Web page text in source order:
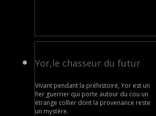
Yor,le chasseur du futur
Vivant pendant la préhistoire, Yor est un
fier guerrier qui porte autour du cou un
étrange collier dont la provenance reste
un mystère.